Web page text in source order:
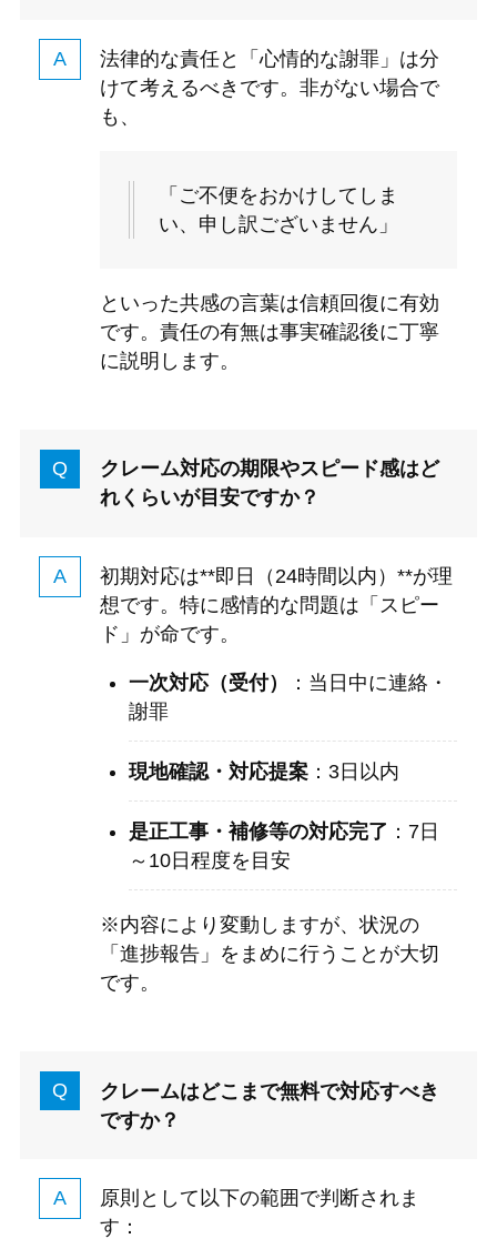
法律的な責任と「心情的な謝罪」は分
けて考えるべきです。非がない場合で
も、
「ご不便をおかけしてしま
い、申し訳ございません」
といった共感の言葉は信頼回復に有効
です。責任の有無は事実確認後に丁寧
に説明します。
クレーム対応の期限やスピード感はど
れくらいが目安ですか？
初期対応は**即日（24時間以内）**が理
想です。特に感情的な問題は「スピー
ド」が命です。
一次対応（受付）
：当日中に連絡・
謝罪
現地確認・対応提案 ：3日以内
是正工事・補修等の対応完了 ：7日
～10日程度を目安
※内容により変動しますが、状況の
「進捗報告」をまめに行うことが大切
です。
クレームはどこまで無料で対応すべき
ですか？
原則として以下の範囲で判断されま
す：